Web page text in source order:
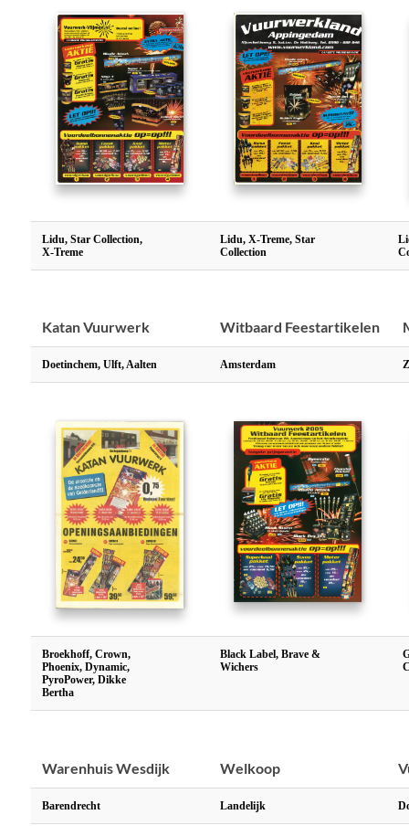
Lidu, Star Collection,
X-Treme
Lidu, X-Treme, Star
Collection
Katan Vuurwerk Witbaard Feestartikelen
Doetinchem, Ulft, Aalten Amsterdam
Broekhoff, Crown,
Phoenix, Dynamic,
PyroPower, Dikke
Bertha
Black Label, Brave &
Wichers
Warenhuis Wesdijk Welkoop
Barendrecht Landelijk